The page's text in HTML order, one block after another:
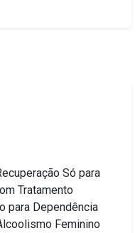
Só para
Tratamento
para Dependência
Feminino